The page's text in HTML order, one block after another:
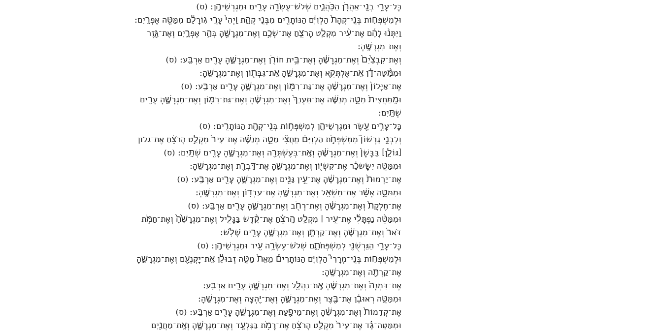
כָּל־עָרֵ֥י בְנֵֽי־אַהֲרֹ֖ן הַכֹּֽהֲנִ֑ים שְׁלֹשׁ־עֶשְׂרֵ֥ה עָרִ֖ים וּמִגְרְשֵׁיהֶֽן׃ (ס)
וּלְמִשְׁפְּח֤וֹת בְּנֵֽי־קְהָת֙ הַלְוִיִּ֔ם הַנּוֹתָרִ֖ים מִבְּנֵ֣י קְהָ֑ת וַֽיְהִי֙ עָרֵ֣י גֽוֹרָלָ֔ם מִמַּטֵּ֖ה אֶפְרָֽיִם׃
וַיִּתְּנ֨וּ לָהֶ֜ם אֶת־עִ֨יר מִקְלַ֧ט הָרֹצֵ֛חַ אֶת־שְׁכֶ֥ם וְאֶת־מִגְרָשֶׁ֖הָ בְּהַ֣ר אֶפְרָ֑יִם וְאֶת־גֶּ֖זֶר
וְאֶת־מִגְרָשֶֽׁהָ׃
וְאֶת־קִבְצַ֙יִם֙ וְאֶת־מִגְרָשֶׁ֔הָ וְאֶת־בֵּ֥ית חוֹרֹ֖ן וְאֶת־מִגְרָשֶׁ֑הָ עָרִ֖ים אַרְבַּֽע׃ (ס)
וּמִמַּ֨טֵּה־דָ֔ן אֶֽת־אֶלְתְּקֵ֖א וְאֶת־מִגְרָשֶׁ֑הָ אֶֽת־גִּבְּת֖וֹן וְאֶת־מִגְרָשֶֽׁהָ׃
אֶת־אַיָּלוֹן֙ וְאֶת־מִגְרָשֶׁ֔הָ אֶת־גַּת־רִמּ֖וֹן וְאֶת־מִגְרָשֶׁ֑הָ עָרִ֖ים אַרְבַּֽע׃ (ס)
וּמִֽמַּחֲצִית֙ מַטֵּ֣ה מְנַשֶּׁ֔ה אֶת־תַּעְנַךְ֙ וְאֶת־מִגְרָשֶׁ֔הָ וְאֶת־גַּת־רִמּ֖וֹן וְאֶת־מִגְרָשֶׁ֑הָ עָרִ֖ים
שְׁתָּֽיִם׃
כָּל־עָרִ֥ים עֶ֖שֶׂר וּמִגְרְשֵׁיהֶ֑ן לְמִשְׁפְּח֥וֹת בְּנֵֽי־קְהָ֖ת הַנּוֹתָרִֽים׃ (ס)
וְלִבְנֵ֣י גֵרְשׁוֹן֮ מִמִּשְׁפְּחֹ֣ת הַלְוִיִּם֒ מֵחֲצִ֞י מַטֵּ֣ה מְנַשֶּׁ֗ה אֶת־עִיר֙ מִקְלַ֣ט הָרֹצֵ֔חַ אֶת־גלון
[גּוֹלָ֤ן] בַּבָּשָׁן֙ וְאֶת־מִגְרָשֶׁ֔הָ וְאֶֽת־בְּעֶשְׁתְּרָ֖ה וְאֶת־מִגְרָשֶׁ֑הָ עָרִ֖ים שְׁתָּֽיִם׃ (ס)
וּמִמַּטֵּ֣ה יִשָּׂשכָ֔ר אֶת־קִשְׁי֖וֹן וְאֶת־מִגְרָשֶׁ֑הָ אֶת־דָּֽבְרַ֖ת וְאֶת־מִגְרָשֶֽׁהָ׃
אֶת־יַרְמוּת֙ וְאֶת־מִגְרָשֶׁ֔הָ אֶת־עֵ֥ין גַּנִּ֖ים וְאֶת־מִגְרָשֶׁ֑הָ עָרִ֖ים אַרְבַּֽע׃ (ס)
וּמִמַּטֵּ֣ה אָשֵׁ֔ר אֶת־מִשְׁאָ֖ל וְאֶת־מִגְרָשֶׁ֑הָ אֶת־עַבְדּ֖וֹן וְאֶת־מִגְרָשֶֽׁהָ׃
אֶת־חֶלְקָת֙ וְאֶת־מִגְרָשֶׁ֔הָ וְאֶת־רְחֹ֖ב וְאֶת־מִגְרָשֶׁ֑הָ עָרִ֖ים אַרְבַּֽע׃ (ס)
וּמִמַּטֵּ֨ה נַפְתָּלִ֜י אֶת־עִ֣יר ׀ מִקְלַ֣ט הָֽרֹצֵ֗חַ אֶת־קֶ֨דֶשׁ בַּגָּלִ֤יל וְאֶת־מִגְרָשֶׁ֙הָ֙ וְאֶת־חַמֹּ֥ת
דֹּאר֙ וְאֶת־מִגְרָשֶׁ֔הָ וְאֶת־קַרְתָּ֖ן וְאֶת־מִגְרָשֶׁ֑הָ עָרִ֖ים שָׁלֹֽשׁ׃
כָּל־עָרֵ֥י הַגֵּרְשֻׁנִּ֖י לְמִשְׁפְּחֹתָ֑ם שְׁלֹשׁ־עֶשְׂרֵ֥ה עִ֖יר וּמִגְרְשֵׁיהֶֽן׃ (ס)
וּלְמִשְׁפְּח֣וֹת בְּנֵֽי־מְרָרִי֮ הַלְוִיִּ֣ם הַנּוֹתָרִים֒ מֵאֵת֙ מַטֵּ֣ה זְבוּלֻ֔ן אֶֽת־יָקְנְעָ֖ם וְאֶת־מִגְרָשֶׁ֑הָ
אֶת־קַרְתָּ֖ה וְאֶת־מִגְרָשֶֽׁהָ׃
אֶת־דִּמְנָה֙ וְאֶת־מִגְרָשֶׁ֔הָ אֶֽת־נַהֲלָ֖ל וְאֶת־מִגְרָשֶׁ֑הָ עָרִ֖ים אַרְבַּֽע׃
וּמִמַּטֵּ֣ה רְאוּבֵ֔ן אֶת־בֶּ֖צֶר וְאֶת־מִגְרָשֶׁ֑הָ וְאֶת־יַ֖הְצָה וְאֶת־מִגְרָשֶֽׁהָ׃
אֶת־קְדֵמוֹת֙ וְאֶת־מִגְרָשֶׁ֔הָ וְאֶת־מֵיפָ֖עַת וְאֶת־מִגְרָשֶׁ֑הָ עָרִ֖ים אַרְבַּֽע׃ (ס)
וּמִמַּטֵּה־גָ֗ד אֶת־עִיר֙ מִקְלַ֣ט הָרֹצֵ֔חַ אֶת־רָמֹ֥ת בַּגִּלְעָ֖ד וְאֶת־מִגְרָשֶׁ֑הָ וְאֶֽת־מַחֲנַ֖יִם